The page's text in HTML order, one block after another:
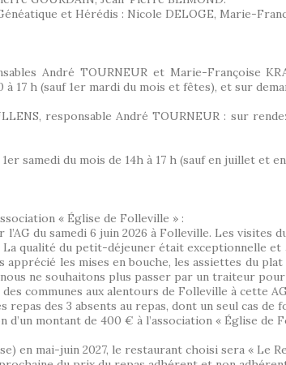
et Hérédis : Nicole DELOGE, Marie-
André TOURNEUR et Marie-Françoise
17 h (sauf 1er mardi du mois et fêtes), et sur
responsable André TOURNEUR : sur
samedi du mois de 14h à 17 h (sauf en juillet et
« Église de Folleville » :
du samedi 6 juin 2026 à Folleville. Les
qualité du petit-déjeuner était exceptionnelle
les mises en bouche, les assiettes du
nous ne souhaitons plus passer par un traiteur
communes aux alentours de Folleville à cette
des 3 absents au repas, dont un seul cas de
d’un montant de 400 € à l’association « Église
en mai-juin 2027, le restaurant choisi sera « Le